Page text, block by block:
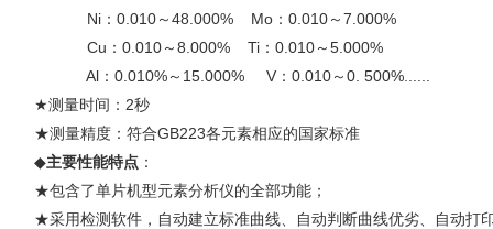
Ni：0.010～48.000% Mo：0.010～7.000%
Cu：0.010～8.000% Ti：0.010～5.000%
Al：0.010%～15.000% V：0.010～0. 500%......
★测量时间：2秒
★测量精度：符合GB223各元素相应的国家标准
◆主要性能特点 ：
★包含了单片机型元素分析仪的全部功能；
★采用检测软件，自动建立标准曲线、自动判断曲线优劣、自动打